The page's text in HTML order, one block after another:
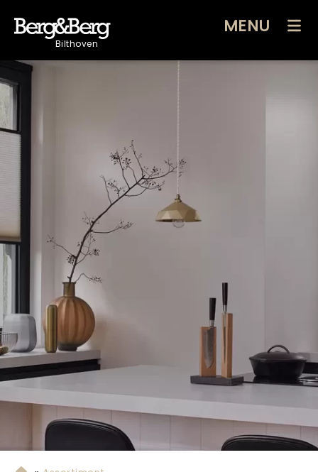
Bilthoven
MENU